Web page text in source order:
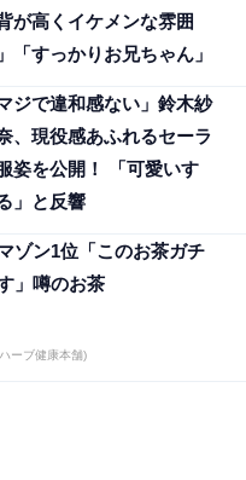
背が高くイケメンな雰囲
「すっかりお兄ちゃん」
マジで違和感ない」鈴木紗
、現役感あふれるセーラ
姿を公開！ 「可愛いす
」と反響
ゾン1位「このお茶ガチ
」噂のお茶
ーブ健康本舗)